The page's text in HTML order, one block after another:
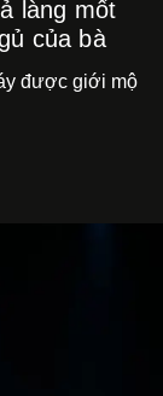
làng mốt
của bà
được giới mộ